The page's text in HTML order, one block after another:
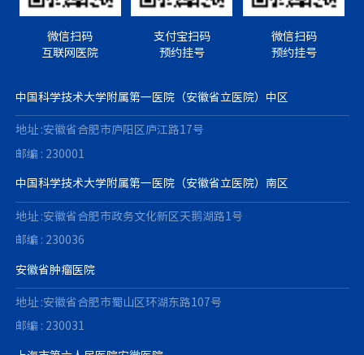
微信扫码
互联网医院
支付宝扫码
预约挂号
微信扫码
预约挂号
中国科学技术大学附属第一医院（安徽省立医院）中区
地址 :安徽省合肥市庐阳区庐江路17号
邮编 : 230001
中国科学技术大学附属第一医院（安徽省立医院）南区
地址 :安徽省合肥市政务文化新区天鹅湖路1号
邮编 : 230036
安徽省肿瘤医院
地址 :安徽省合肥市蜀山区环湖东路107号
邮编 : 230031